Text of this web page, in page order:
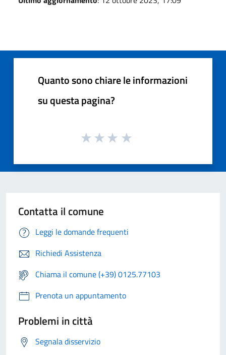
Quanto sono chiare le informazioni
su questa pagina?
Contatta il comune
Leggi le domande frequenti
Richiedi Assistenza
Chiama il comune (+39) 0125.77103
Prenota un appuntamento
Problemi in città
Segnala disservizio